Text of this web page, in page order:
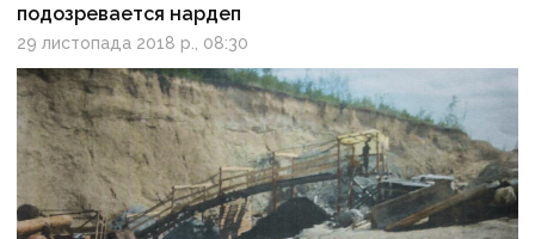
подозревается нардеп
29 листопада 2018 р., 08:30